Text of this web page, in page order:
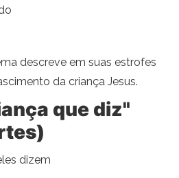
descreve em suas estrofes
da criança Jesus.
que diz"
dizem